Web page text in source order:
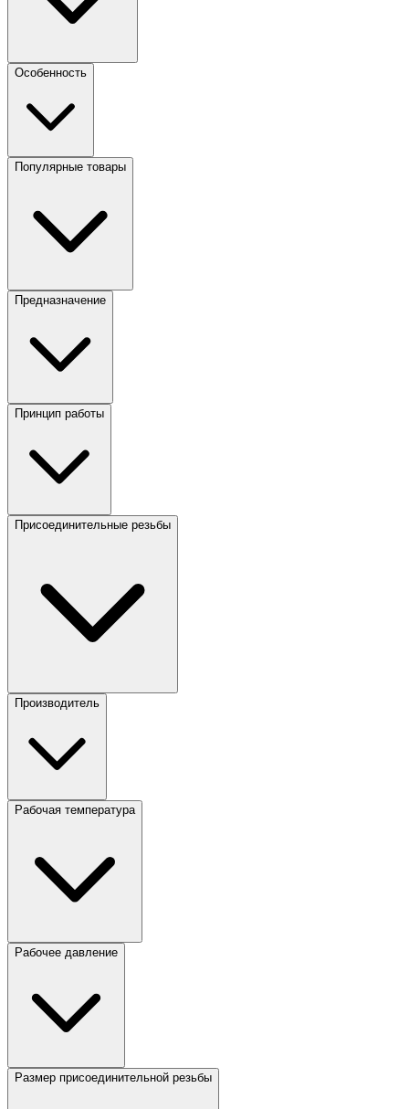
Особенность
Популярные товары
Предназначение
Принцип работы
Присоединительные резьбы
Производитель
Рабочая температура
Рабочее давление
Размер присоединительной резьбы